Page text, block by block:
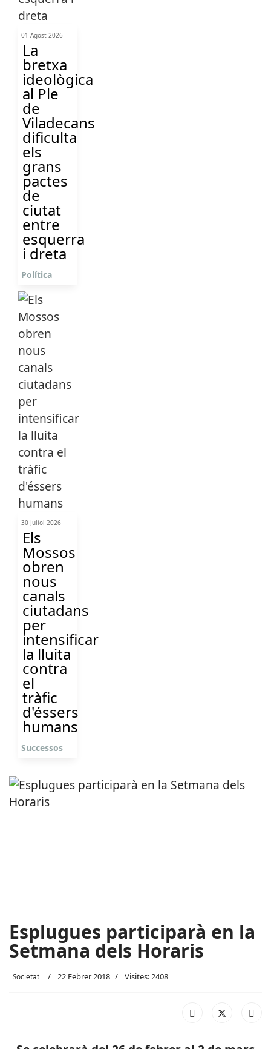
01 Agost 2026
La
bretxa
ideològica
al Ple
de
Viladecans
dificulta
els
grans
pactes
de
ciutat
entre
esquerra
i dreta
Política
30 Juliol 2026
Els
Mossos
obren
nous
canals
ciutadans
per
intensificar
la lluita
contra
el
tràfic
d'éssers
humans
Successos
Esplugues participarà en la
Setmana dels Horaris
Societat 22 Febrer 2018 Visites: 2408